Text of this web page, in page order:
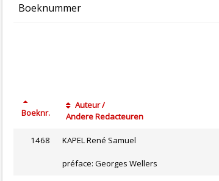
Boeknummer
Boeknr.
Auteur /
Andere Redacteuren
1468 KAPEL René Samuel
préface: Georges Wellers